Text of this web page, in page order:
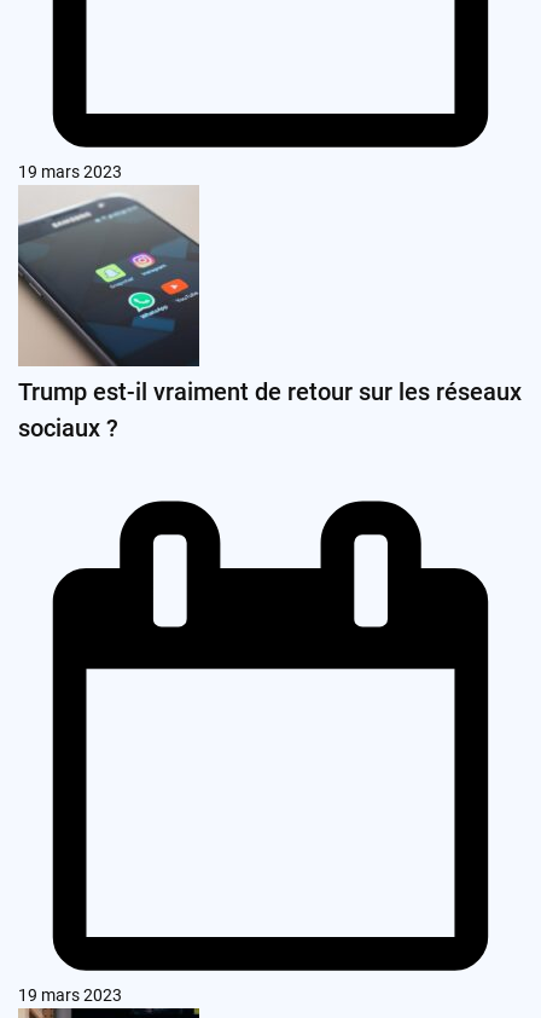
19 mars 2023
Trump est-il vraiment de retour sur les réseaux
sociaux ?
19 mars 2023